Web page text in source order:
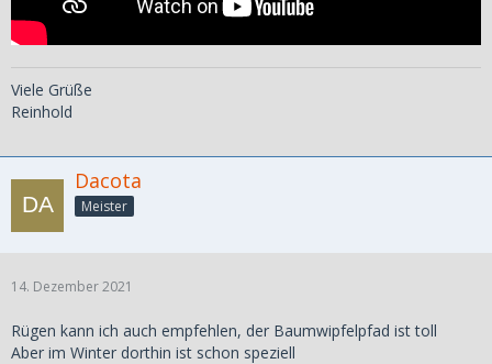
Viele Grüße
Reinhold
Dacota
Meister
14. Dezember 2021
Rügen kann ich auch empfehlen, der Baumwipfelpfad ist toll
Aber im Winter dorthin ist schon speziell